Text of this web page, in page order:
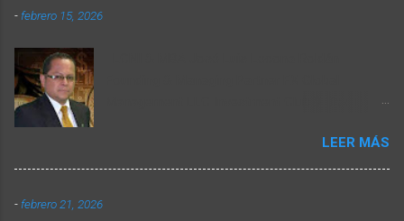
- febrero 15, 2026
9 al 13 de Febrero 2026. T-MEC: Entre la
respuesta a incentivos y la racionalidad
LEER MÁS
- febrero 21, 2026